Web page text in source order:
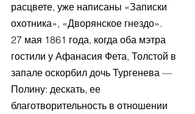
расцвете, уже написаны «Записки
охотника», «Дворянское гнездо».
27 мая 1861 года, когда оба мэтра
гостили у Афанасия Фета, Толстой в
запале оскорбил дочь Тургенева —
Полину: дескать, ее
благотворительность в отношении